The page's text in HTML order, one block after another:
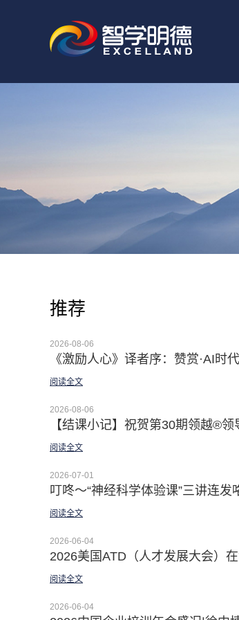
推荐
2026-08-06
阅读全文
2026-08-06
阅读全文
2026-07-01
阅读全文
2026-06-04
阅读全文
2026-06-04